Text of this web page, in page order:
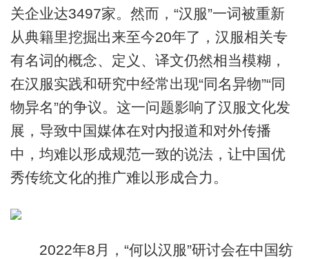
关企业达3497家。然而，“汉服”一词被重新
从典籍里挖掘出来至今20年了，汉服相关专
有名词的概念、定义、译文仍然相当模糊，
在汉服实践和研究中经常出现“同名异物”“同
物异名”的争议。这一问题影响了汉服文化发
展，导致中国媒体在对内报道和对外传播
中，均难以形成规范一致的说法，让中国优
秀传统文化的推广难以形成合力。
2022年8月，“何以汉服”研讨会在中国纺